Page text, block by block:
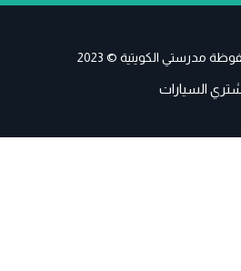
مدرستي الكويتية © 2023
السيارات